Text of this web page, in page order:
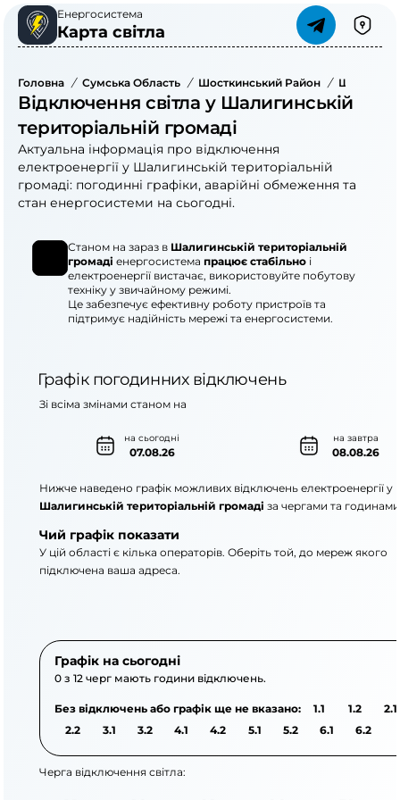
Енергосистема
Карта світла
Головна / Сумська Область / Шосткинський Район /
Відключення світла у Шалигинській
територіальній громаді
Актуальна інформація про відключення
електроенергії у Шалигинській територіальній
громаді: погодинні графіки, аварійні обмеження та
стан енергосистеми на сьогодні.
Станом на зараз в Шалигинській територіальній
громаді енергосистема працює стабільно і
електроенергії вистачає, використовуйте побутову
техніку у звичайному режимі.
Це забезпечує ефективну роботу пристроїв та
підтримує надійність мережі та енергосистеми.
Графік погодинних відключень
на сьогодні
07.08.26
на завтра
08.08.26
Зі всіма змінами станом на
Нижче наведено графік можливих відключень електроенергії у
Шалигинській територіальній громаді за чергами та
Чий графік показати
У цій області є кілька операторів. Оберіть той, до мереж якого
підключена ваша адреса.
Графік на сьогодні
0 з 12 черг мають години відключень.
Без відключень або графік ще не вказано: 1.1 1.2
2.1
2.2
3.1 3.2 4.1 4.2 5.1 5.2 6.1 6.2
Черга відключення світла: